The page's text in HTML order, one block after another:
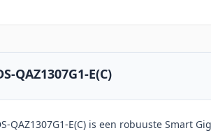
QAZ1307G1-E(C)
QAZ1307G1-E(C) is een robuuste Smart